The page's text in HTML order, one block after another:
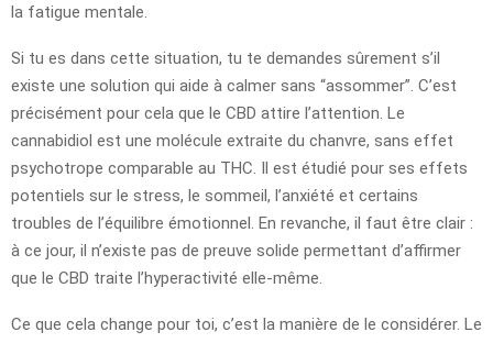
la fatigue mentale.
Si tu es dans cette situation, tu te demandes sûrement s’il
existe une solution qui aide à calmer sans “assommer”. C’est
précisément pour cela que le CBD attire l’attention. Le
cannabidiol est une molécule extraite du chanvre, sans effet
psychotrope comparable au THC. Il est étudié pour ses effets
potentiels sur le stress, le sommeil, l’anxiété et certains
troubles de l’équilibre émotionnel. En revanche, il faut être clair :
à ce jour, il n’existe pas de preuve solide permettant d’affirmer
que le CBD traite l’hyperactivité elle-même.
Ce que cela change pour toi, c’est la manière de le considérer. Le